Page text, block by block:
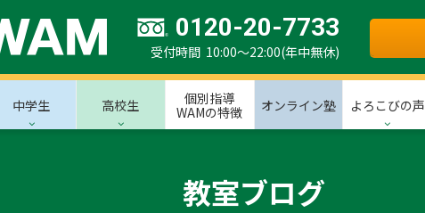
0120-20-7733
受付時間 10:00～22:00(年中無休)
中学生 高校生
個別指導
WAMの特徴
オンライン塾 よろこびの声
教室ブログ